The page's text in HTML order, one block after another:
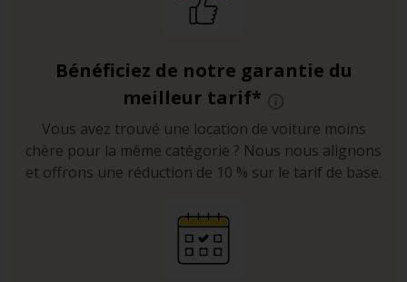
Bénéficiez de notre garantie du
meilleur tarif*
Vous avez trouvé une location de voiture moins
chère pour la même catégorie ? Nous nous alignons
et offrons une réduction de 10 % sur le tarif de base.